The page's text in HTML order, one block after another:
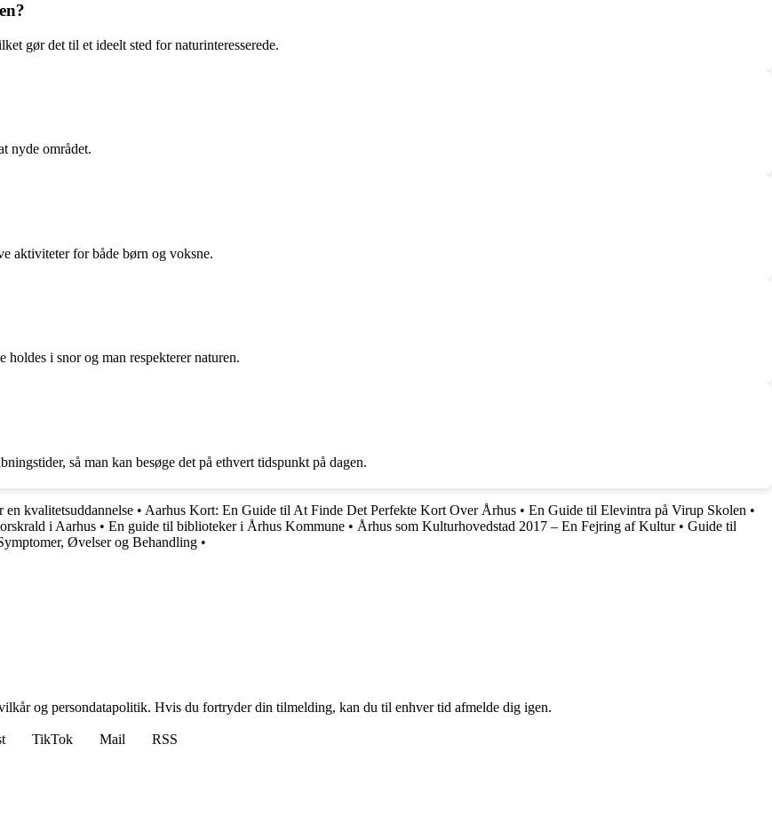
gør det til et ideelt sted for naturinteresserede.
nyde området.
aktiviteter for både børn og voksne.
i snor og man respekterer naturen.
så man kan besøge det på ethvert tidspunkt på dagen.
kvalitetsuddannelse • Aarhus Kort: En Guide til At Finde Det Perfekte Kort Over Århus • En Guide til Elevintra på Virup Skolen •
i Aarhus • En guide til biblioteker i Århus Kommune • Århus som Kulturhovedstad 2017 – En Fejring af Kultur• Guide til
Øvelser og Behandling •
og persondatapolitik. Hvis du fortryder din tilmelding, kan du til enhver tid afmelde dig igen.
TikTok Mail
RSS